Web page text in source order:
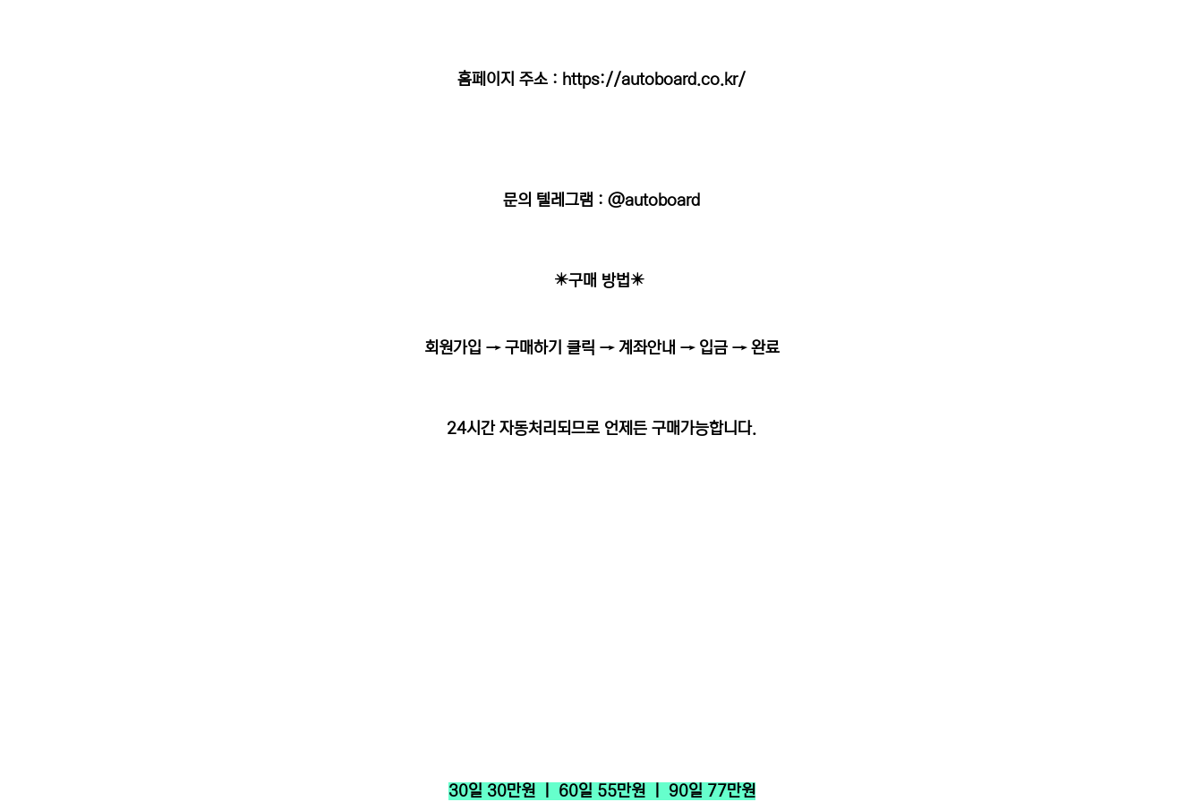
홈페이지 주소 : https://autoboard.co.kr/
문의 텔레그램 : @autoboard
✴️구매 방법✴️
회원가입 → 구매하기 클릭 → 계좌안내 → 입금 → 완료
24시간 자동처리되므로 언제든 구매가능합니다.
30일 30만원 ㅣ 60일 55만원 ㅣ 90일 77만원